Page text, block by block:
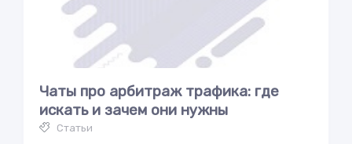
Чаты про арбитраж трафика: где
искать и зачем они нужны
Статьи